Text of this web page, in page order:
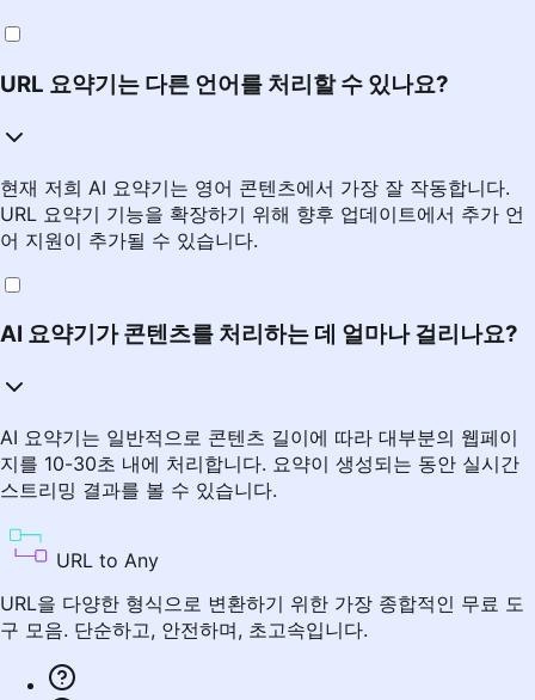
URL 요약기는 다른 언어를 처리할 수 있나요?
현재 저희 AI 요약기는 영어 콘텐츠에서 가장 잘 작동합니다.
URL 요약기 기능을 확장하기 위해 향후 업데이트에서 추가 언
어 지원이 추가될 수 있습니다.
AI 요약기가 콘텐츠를 처리하는 데 얼마나 걸리나요?
AI 요약기는 일반적으로 콘텐츠 길이에 따라 대부분의 웹페이
지를 10-30초 내에 처리합니다. 요약이 생성되는 동안 실시간
스트리밍 결과를 볼 수 있습니다.
URL to Any
URL을 다양한 형식으로 변환하기 위한 가장 종합적인 무료 도
구 모음. 단순하고, 안전하며, 초고속입니다.